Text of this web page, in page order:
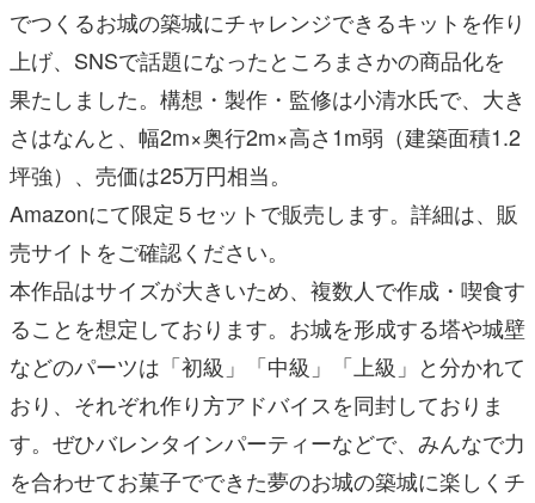
でつくるお城の築城にチャレンジできるキットを作り
上げ、SNSで話題になったところまさかの商品化を
果たしました。構想・製作・監修は小清水氏で、大き
さはなんと、幅2m×奥行2m×高さ1m弱（建築面積1.2
坪強）、売価は25万円相当。
Amazonにて限定５セットで販売します。詳細は、販
売サイトをご確認ください。
本作品はサイズが大きいため、複数人で作成・喫食す
ることを想定しております。お城を形成する塔や城壁
などのパーツは「初級」「中級」「上級」と分かれて
おり、それぞれ作り方アドバイスを同封しておりま
す。ぜひバレンタインパーティーなどで、みんなで力
を合わせてお菓子でできた夢のお城の築城に楽しくチ